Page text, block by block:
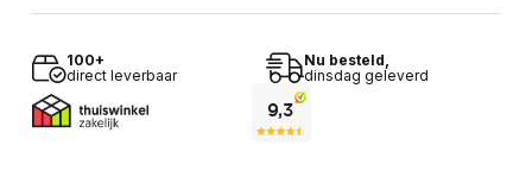
100+
direct leverbaar
Nu besteld,
dinsdag geleverd